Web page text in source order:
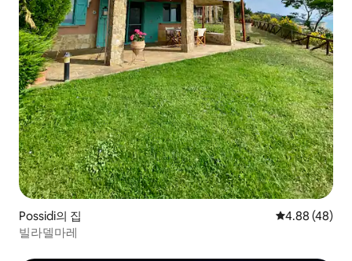
Possidi의 집 평점 4.88점(5
4.88 (48)
빌라델마레